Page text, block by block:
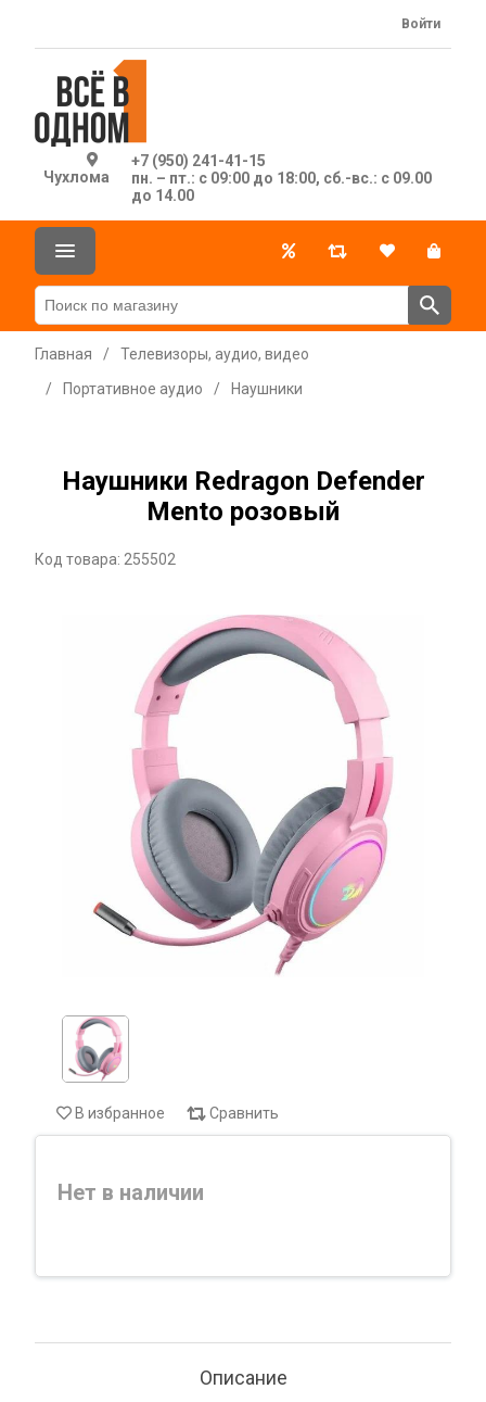
Чухлома
+7 (950) 241-41-15
пн. – пт.: с 09:00 до 18:00, сб.-вс.: с 09.00
до 14.00
Войти
Главная /
Телевизоры, аудио, видео
/
Портативное аудио / Наушники
Наушники Redragon Defender
Mento розовый
Код товара: 255502
В избранное Сравнить
Нет в наличии
Описание